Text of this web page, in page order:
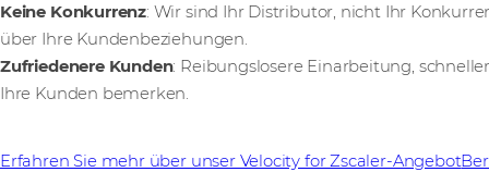
Keine Konkurrenz: Wir sind Ihr Distributor, nicht Ihr
über Ihre Kundenbeziehungen.
Zufriedenere Kunden: Reibungslosere Einarbeitung,
Ihre Kunden bemerken.
Erfahren Sie mehr über unser Velocity for Zscaler-Angebot